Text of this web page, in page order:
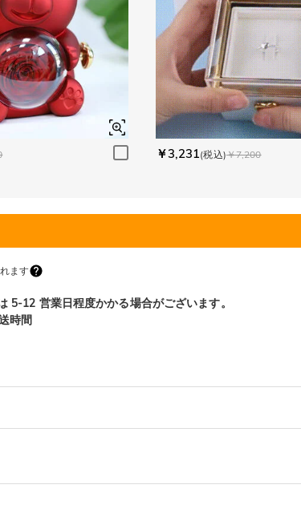
￥3,231(税込)￥7,200
ます
5-12 営業日程度かかる場合がございます。
時間
のクラス感を感じさせ、特別なあなたを演出します。
トまで、あらゆるシーンでのスタイリングに華を添えます。
いただけない場合は、商品が到着後60日以内に返品＆交